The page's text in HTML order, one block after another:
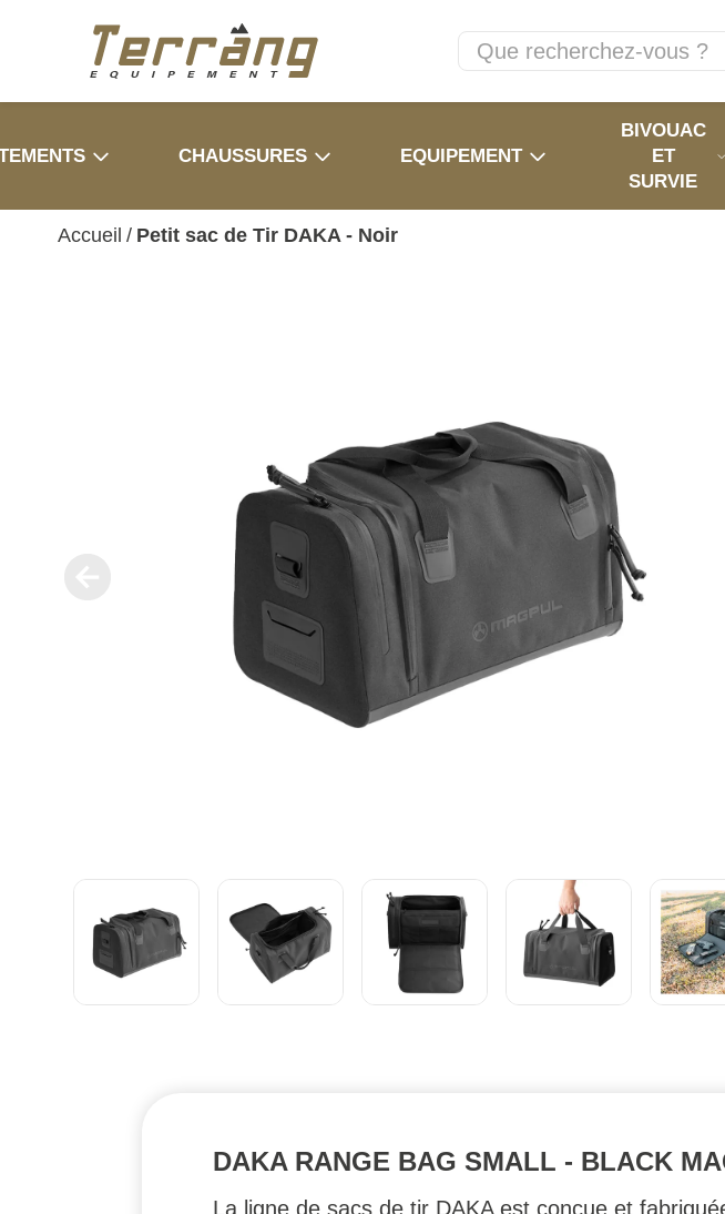
CHAUSSURES EQUIPEMENT
BIVOUAC
ET
SURVIE
Accueil / Petit sac de Tir DAKA - Noir
DAKA RANGE BAG SMALL - BLACK
La ligne de sacs de tir DAKA est conçue et